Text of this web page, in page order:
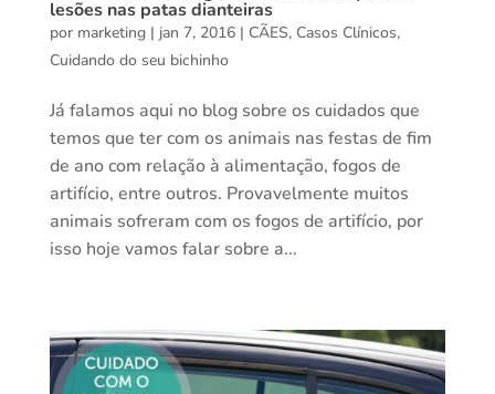
lesões nas patas dianteiras
por marketing| jan 7, 2016| CÃES, Casos Clínicos,
Cuidando do seu bichinho
Já falamos aqui no blog sobre os cuidados que
temos que ter com os animais nas festas de fim
de ano com relação à alimentação, fogos de
artifício, entre outros. Provavelmente muitos
animais sofreram com os fogos de artifício, por
isso hoje vamos falar sobre a...